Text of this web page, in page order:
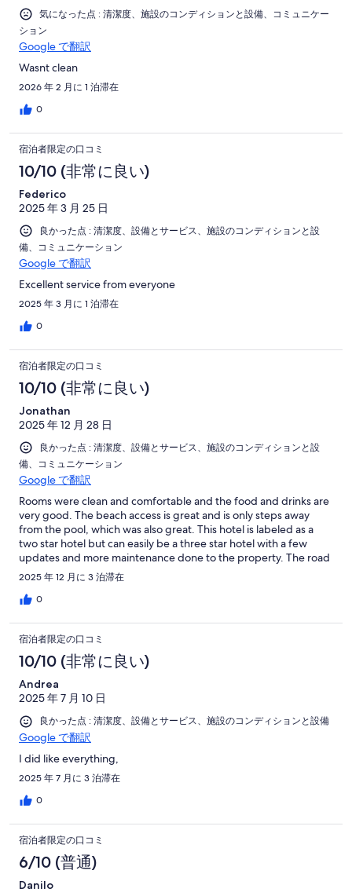
気になった点 : 清潔度、施設のコンディションと設備、コミュニケー
ション
Google で翻訳
Wasnt clean
2026 年 2 月に 1 泊滞在
0
宿泊者限定の口コミ
10/10 (非常に良い)
Federico
2025 年 3 月 25 日
良かった点 : 清潔度、設備とサービス、施設のコンディションと設
備、コミュニケーション
Google で翻訳
Excellent service from everyone
2025 年 3 月に 1 泊滞在
0
宿泊者限定の口コミ
10/10 (非常に良い)
Jonathan
2025 年 12 月 28 日
良かった点 : 清潔度、設備とサービス、施設のコンディションと設
備、コミュニケーション
Google で翻訳
Rooms were clean and comfortable and the food and drinks are
very good. The beach access is great and is only steps away
from the pool, which was also great. This hotel is labeled as a
two star hotel but can easily be a three star hotel with a few
updates and more maintenance done to the property. The road
to get there is a little rough since it’s not paved but any car can
get through. There are usually dancing kids with mask on at the
main road that will stand in front of your car and dance to try to
Overall we had a great time at the property with my family of 6.
2025 年 12 月に 3 泊滞在
0
宿泊者限定の口コミ
10/10 (非常に良い)
Andrea
2025 年 7 月 10 日
良かった点 : 清潔度、設備とサービス、施設のコンディションと設備
Google で翻訳
I did like everything,
2025 年 7 月に 3 泊滞在
0
宿泊者限定の口コミ
6/10 (普通)
Danilo